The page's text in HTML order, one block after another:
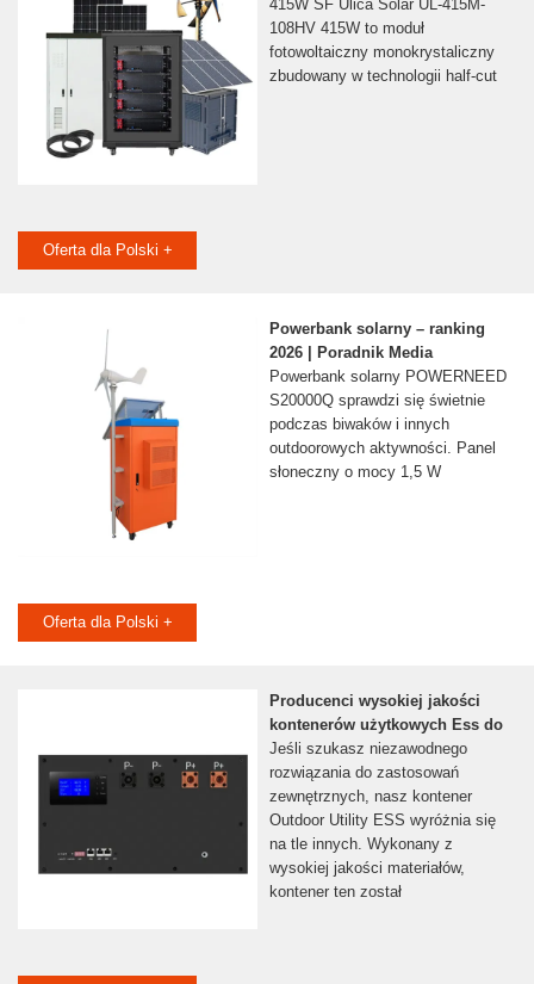
415W SF Ulica Solar UL-415M-
108HV 415W to moduł
fotowoltaiczny monokrystaliczny
zbudowany w technologii half-cut
Oferta dla Polski +
Powerbank solarny – ranking
2026 | Poradnik Media
Powerbank solarny POWERNEED
S20000Q sprawdzi się świetnie
podczas biwaków i innych
outdoorowych aktywności. Panel
słoneczny o mocy 1,5 W
Oferta dla Polski +
Producenci wysokiej jakości
kontenerów użytkowych Ess do
Jeśli szukasz niezawodnego
rozwiązania do zastosowań
zewnętrznych, nasz kontener
Outdoor Utility ESS wyróżnia się
na tle innych. Wykonany z
wysokiej jakości materiałów,
kontener ten został